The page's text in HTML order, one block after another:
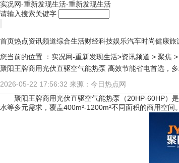
实况网-重新发现生活-重新发现生活
请输入搜索关键字
首页热点资讯频道综合生活财经科技娱乐汽车时尚健康旅
您当前的位置 ： 实况网-重新发现生活>资讯频道 > 聚焦
聚阳王牌商用光伏直驱空气能热泵 高效节能省电首选，
2026-05-22 17:56:32 来源：今日热点网
聚阳王牌商用光伏直驱空气能热泵（20HP-60HP）
水等多元需求，覆盖400m²-1200m²不同面积的商用空间。